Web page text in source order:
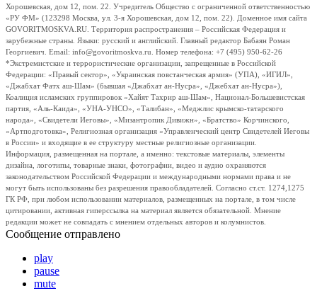
Хорошевская, дом 12, пом. 22. Учредитель Общество с ограниченной ответственностью
«РУ ФМ» (123298 Москва, ул. 3-я Хорошевская, дом 12, пом. 22). Доменное имя сайта
GOVORITMOSKVA.RU. Территория распространения – Российская Федерация и
зарубежные страны. Языки: русский и английский. Главный редактор Бабаян Роман
Георгиевич. Email: info@govoritmoskva.ru. Номер телефона: +7 (495) 950-62-26
*Экстремистские и террористические организации, запрещенные в Российской
Федерации: «Правый сектор», «Украинская повстанческая армия» (УПА), «ИГИЛ»,
«Джабхат Фатх аш-Шам» (бывшая «Джабхат ан-Нусра», «Джебхат ан-Нусра»),
Коалиция исламских группировок «Хайят Тахрир аш-Шам», Национал-Большевистская
партия, «Аль-Каида», «УНА-УНСО», «Талибан», «Меджлис крымско-татарского
народа», «Свидетели Иеговы», «Мизантропик Дивижн», «Братство» Корчинского,
«Артподготовка», Религиозная организация «Управленческий центр Свидетелей Иеговы
в России» и входящие в ее структуру местные религиозные организации.
Информация, размещенная на портале, а именно: текстовые материалы, элементы
дизайна, логотипы, товарные знаки, фотографии, видео и аудио охраняются
законодательством Российской Федерации и международными нормами права и не
могут быть использованы без разрешения правообладателей. Согласно ст.ст. 1274,1275
ГК РФ, при любом использовании материалов, размещенных на портале, в том числе
цитировании, активная гиперссылка на материал является обязательной. Мнение
редакции может не совпадать с мнением отдельных авторов и колумнистов.
Сообщение отправлено
play
pause
mute